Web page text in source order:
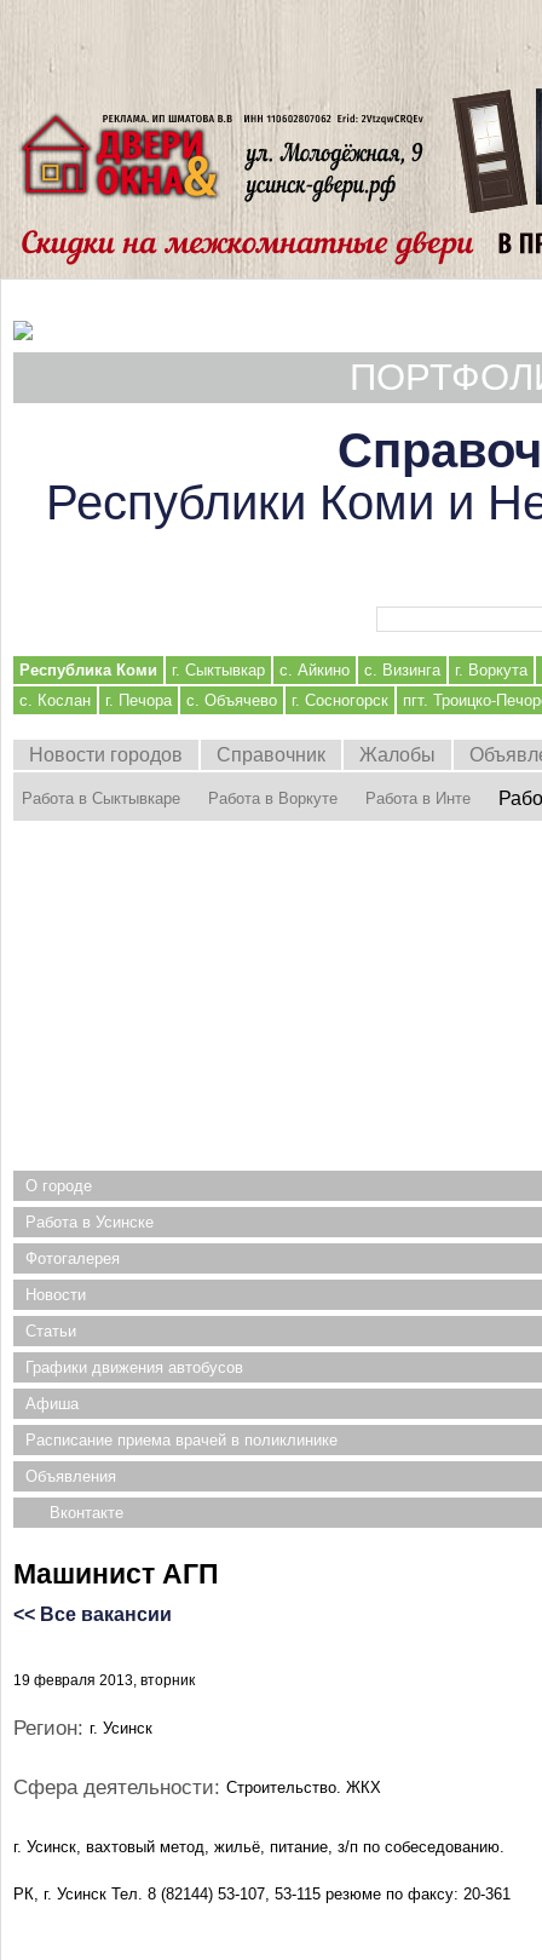
Республики Коми и
Республика Коми г. Сыктывкар с. Айкино с. Визинга
г. Воркута
с. Кослан
г. Печора с. Объячево г. Сосногорск пгт. Троицко-
Новости городов Справочник Жалобы
Работа в Сыктывкаре Работа в Воркуте Работа в Инте
О городе
Работа в Усинске
Фотогалерея
Новости
Статьи
Графики движения автобусов
Афиша
Расписание приема врачей в поликлинике
Объявления
Вконтакте
Машинист АГП
<< Все вакансии
19 февраля 2013, вторник
Регион: г. Усинск
Сфера деятельности: Строительство. ЖКХ
г. Усинск, вахтовый метод, жильё, питание, з/п по собеседованию.
РК, г. Усинск Тел. 8 (82144) 53-107, 53-115 резюме по факсу: 20-361